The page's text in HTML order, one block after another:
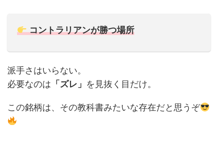
コントラリアンが勝つ場所
派手さはいらない。
必要なのは 「ズレ」 を見抜く目だけ。
この銘柄は、その教科書みたいな存在だと思うぞ